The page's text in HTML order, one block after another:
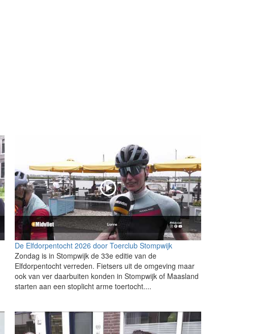
De Elfdorpentocht 2026 door Toerclub Stompwijk
Zondag is in Stompwijk de 33e editie van de
Elfdorpentocht verreden. Fietsers uit de omgeving maar
ook van ver daarbuiten konden in Stompwijk of Maasland
starten aan een stoplicht arme toertocht....